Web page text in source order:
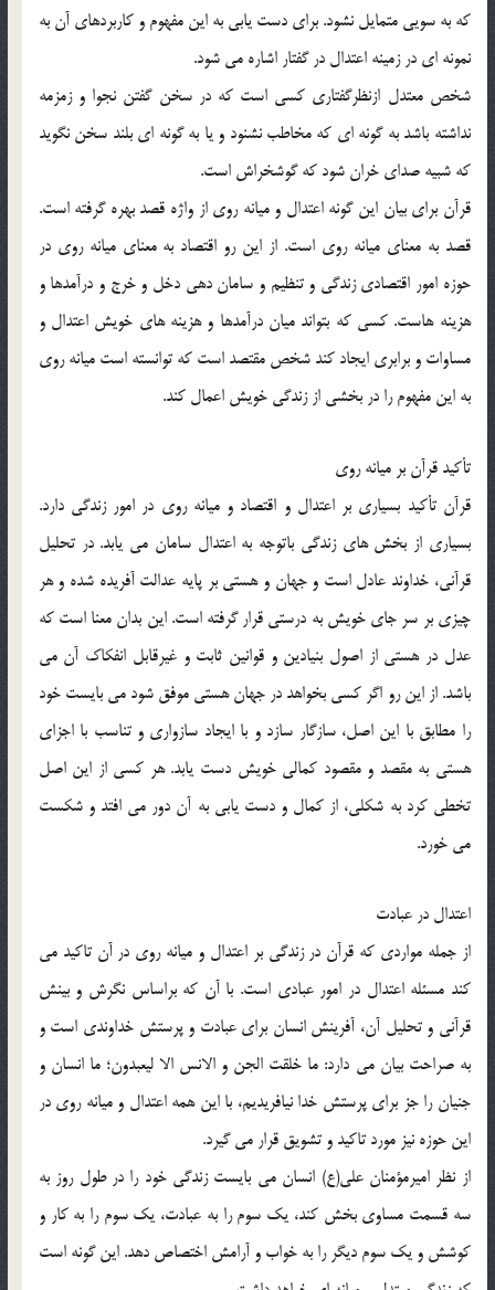
كه به سويي متمايل نشود. براي دست يابي به اين مفهوم و كاربردهاي آن به
نمونه اي در زمينه اعتدال در گفتار اشاره مي شود.
شخص معتدل ازنظرگفتاري كسي است كه در سخن گفتن نجوا و زمزمه
نداشته باشد به گونه اي كه مخاطب نشنود و يا به گونه اي بلند سخن نگويد
كه شبيه صداي خران شود كه گوشخراش است.
قرآن براي بيان اين گونه اعتدال و ميانه روي از واژه قصد بهره گرفته است.
قصد به معناي ميانه روي است. از اين رو اقتصاد به معناي ميانه روي در
حوزه امور اقتصادي زندگي و تنظيم و سامان دهي دخل و خرج و درآمدها و
هزينه هاست. كسي كه بتواند ميان درآمدها و هزينه هاي خويش اعتدال و
مساوات و برابري ايجاد كند شخص مقتصد است كه توانسته است ميانه روي
به اين مفهوم را در بخشي از زندگي خويش اعمال كند.
تأكيد قرآن بر ميانه روي
قرآن تأكيد بسياري بر اعتدال و اقتصاد و ميانه روي در امور زندگي دارد.
بسياري از بخش هاي زندگي باتوجه به اعتدال سامان مي يابد. در تحليل
قرآني، خداوند عادل است و جهان و هستي بر پايه عدالت آفريده شده و هر
چيزي بر سر جاي خويش به درستي قرار گرفته است. اين بدان معنا است كه
عدل در هستي از اصول بنيادين و قوانين ثابت و غيرقابل انفكاك آن مي
باشد. از اين رو اگر كسي بخواهد در جهان هستي موفق شود مي بايست خود
را مطابق با اين اصل، سازگار سازد و با ايجاد سازواري و تناسب با اجزاي
هستي به مقصد و مقصود كمالي خويش دست يابد. هر كسي از اين اصل
تخطي كرد به شكلي، از كمال و دست يابي به آن دور مي افتد و شكست
مي خورد.
اعتدال در عبادت
از جمله مواردي كه قرآن در زندگي بر اعتدال و ميانه روي در آن تاكيد مي
كند مسئله اعتدال در امور عبادي است. با آن كه براساس نگرش و بينش
قرآني و تحليل آن، آفرينش انسان براي عبادت و پرستش خداوندي است و
به صراحت بيان مي دارد: ما خلقت الجن و الانس الا ليعبدون؛ ما انسان و
جنيان را جز براي پرستش خدا نيافريديم، با اين همه اعتدال و ميانه روي در
اين حوزه نيز مورد تاكيد و تشويق قرار مي گيرد.
از نظر اميرمؤمنان علي(ع) انسان مي بايست زندگي خود را در طول روز به
سه قسمت مساوي بخش كند، يك سوم را به عبادت، يك سوم را به كار و
كوشش و يك سوم ديگر را به خواب و آرامش اختصاص دهد. اين گونه است